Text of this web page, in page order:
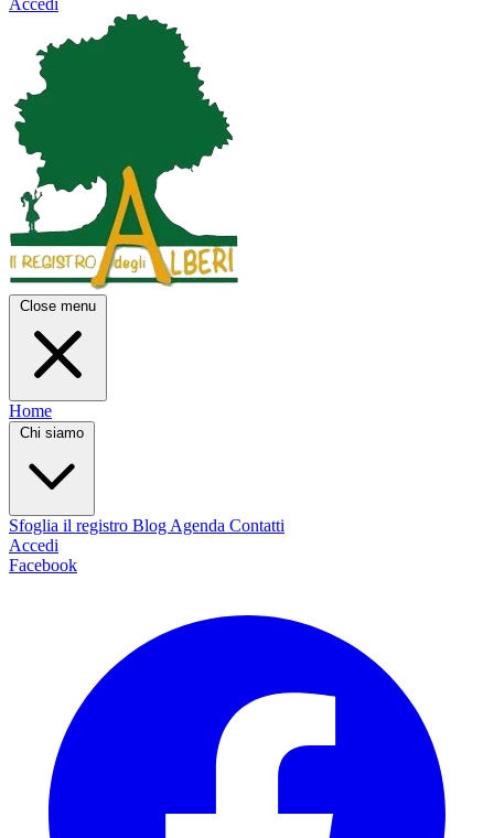
Accedi
Close menu
Home
Chi siamo
Sfoglia il registro Blog Agenda Contatti
Accedi
Facebook